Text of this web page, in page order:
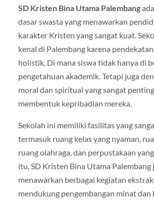
SD Kristen Bina Utama Palembang
dasar swasta yang menawarkan
karakter Kristen yang sangat kuat.
kenal di Palembang karena
holistik. Di mana siswa tidak hanya di
pengetahuan akademik. Tetapi juga
moral dan spiritual yang sangat
membentuk kepribadian mereka.
Sekolah ini memiliki fasilitas yang
termasuk ruang kelas yang nyaman,
ruang olahraga, dan perpustakaan
itu, SD Kristen Bina Utama Palembang
menawarkan berbagai kegiatan
mendukung pengembangan minat dan